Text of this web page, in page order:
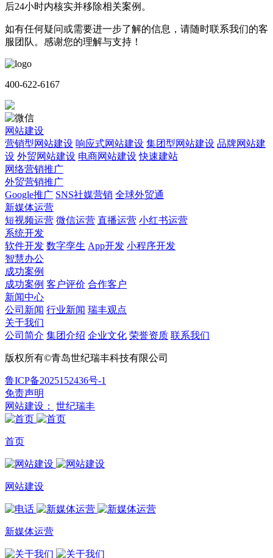
后24小时内核实并移除相关案例。
如有任何疑问或需要进一步了解的信息，请随时联系我们的客
服团队。感谢您的理解与支持！
400-622-6167
网站建设
营销型网站建设 响应式网站建设 集团型网站建设 品牌网站建
设 外贸网站建设 电商网站建设 快速建站
网络营销推广
外贸营销推广
Google推广 SNS社媒营销 全球外贸通
新媒体运营
短视频运营 微信运营 直播运营 小红书运营
系统开发
软件开发 数字孪生 App开发 小程序开发
智慧办公
成功案例
成功案例 客户评价 合作客户
新闻中心
公司新闻 行业新闻 瑞丰观点
关于我们
公司简介 集团介绍 企业文化 荣誉资质 联系我们
版权所有©青岛世纪瑞丰科技有限公司
鲁ICP备2025152436号-1
免责声明
网站建设：
世纪瑞丰
首页
网站建设
新媒体运营